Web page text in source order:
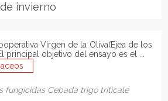
invierno
Virgen de la Oliva(Ejea de los
principal objetivo del ensayo es el ...
fungicidas Cebada trigo triticale